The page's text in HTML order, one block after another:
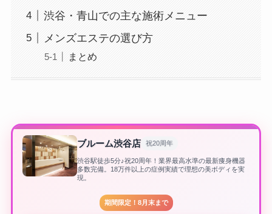
渋谷・青山での主な施術メニュー
メンズエステの選び方
まとめ
ブルーム渋谷店 祝20周年
渋谷駅徒歩5分♪祝20周年！業界最高水準の最新痩身機器
多数完備。18万件以上の症例実績で理想の美ボディを実
現。
期間限定！8月末まで